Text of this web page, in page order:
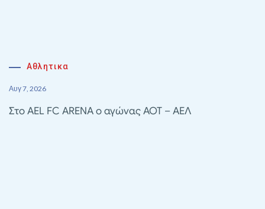
Αθλητικα
Αυγ 7, 2026
Στο AEL FC ARENA ο αγώνας ΑΟΤ – ΑΕΛ